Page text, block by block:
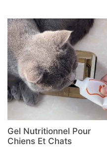
Gel Nutritionnel Pour
Chiens Et Chats